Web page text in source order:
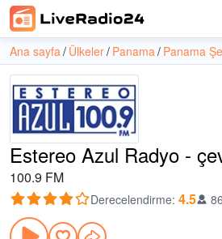
Ana sayfa Ülkeler Panama Panama
Estereo Azul Radyo -
100.9 FM
Derecelendirme: 4.5